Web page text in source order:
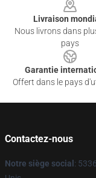
Livraison
Nous livrons dans
pays
Garantie
Offert dans le pays
Contactez-nous
Notre siège social :